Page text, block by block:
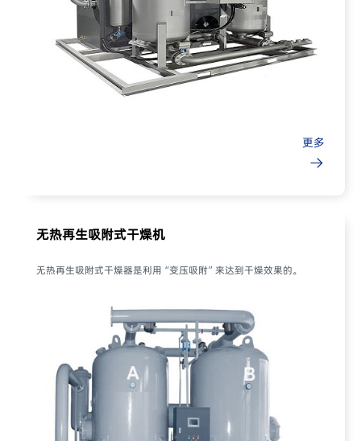
更多
无热再生吸附式干燥机
无热再生吸附式干燥器是利用“变压吸附”来达到干燥效果的。